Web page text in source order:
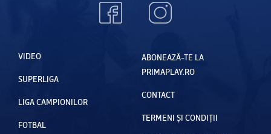
VIDEO
SUPERLIGA
LIGA CAMPIONILOR
FOTBAL
ABONEAZĂ-TE LA
PRIMAPLAY.RO
CONTACT
TERMENI ȘI CONDIȚII